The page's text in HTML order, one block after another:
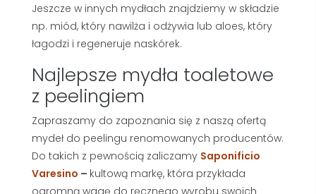
Jeszcze w innych mydłach znajdziemy w składzie
np. miód, który nawilża i odżywia lub aloes, który
łagodzi i regeneruje naskórek.
Najlepsze mydła toaletowe
z peelingiem
Zapraszamy do zapoznania się z naszą ofertą
mydeł do peelingu renomowanych producentów.
Do takich z pewnością zaliczamy Saponificio
Varesino – kultową markę, która przykłada
ogromną wagę do ręcznego wyrobu swoich